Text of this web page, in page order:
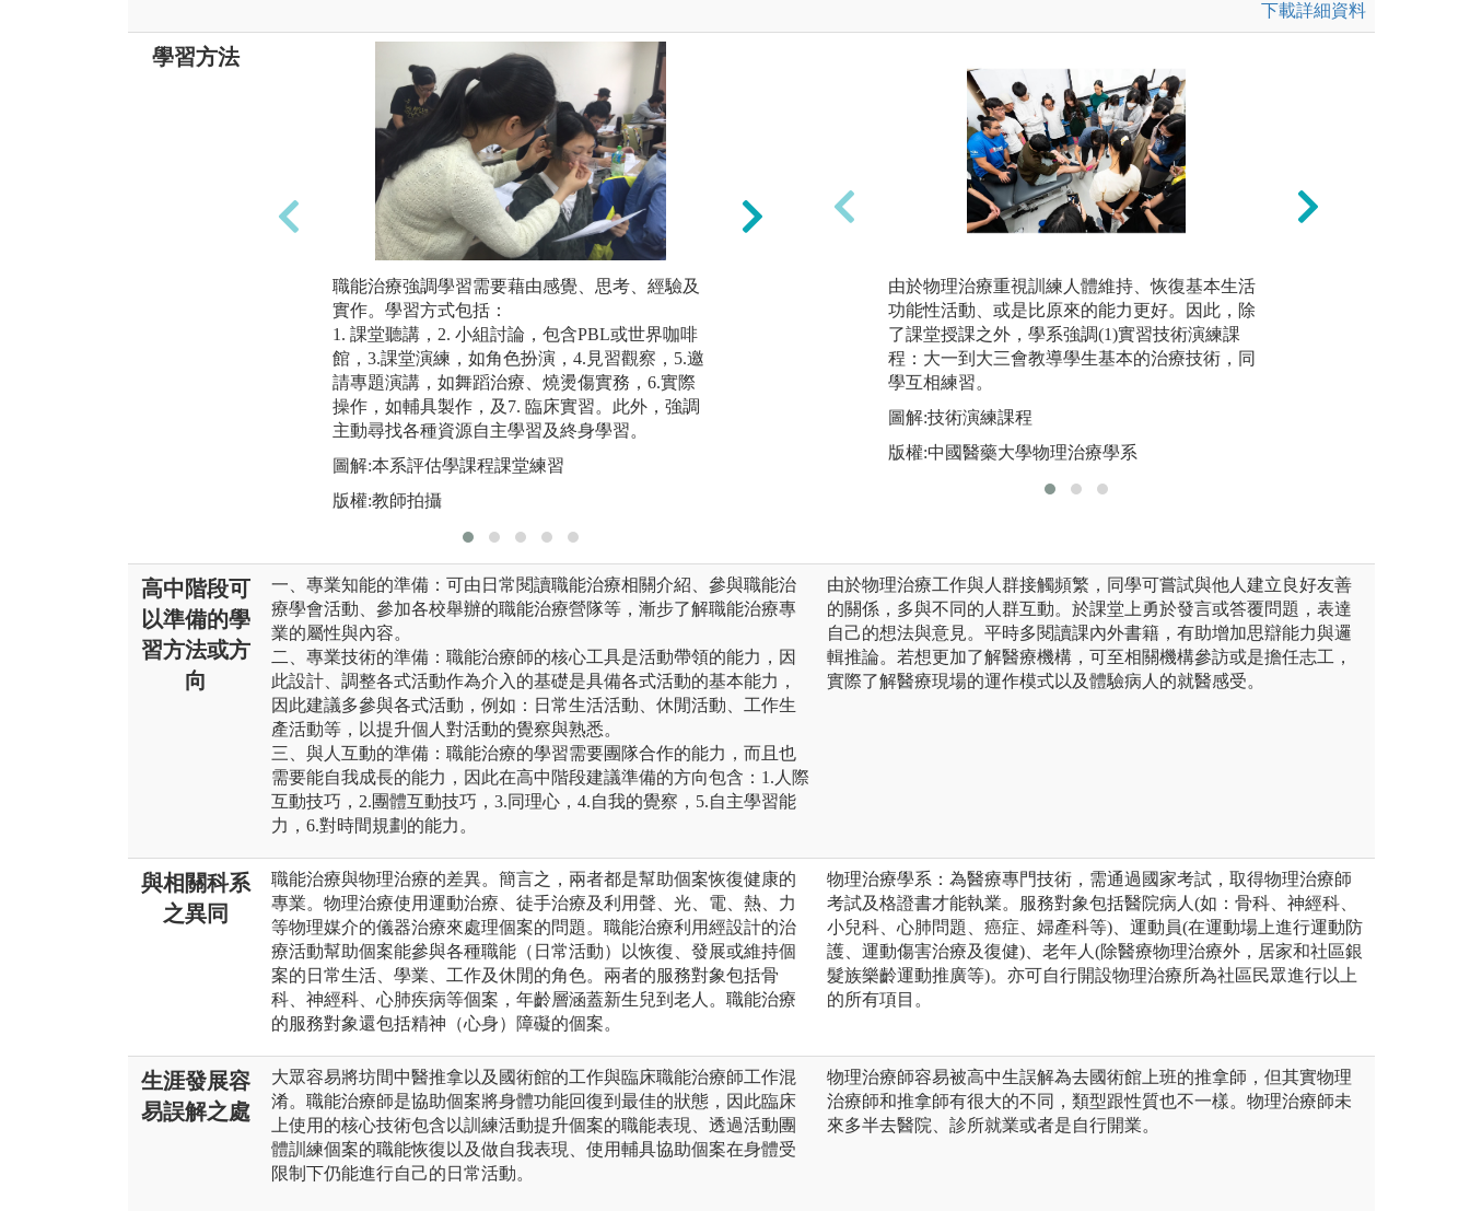
下載詳細資料
學習方法
職能治療強調學習需要藉由感覺、思考、經驗及
實作。學習方式包括：
1. 課堂聽講，2. 小組討論，包含PBL或世界咖啡
館，3.課堂演練，如角色扮演，4.見習觀察，5.邀
請專題演講，如舞蹈治療、燒燙傷實務，6.實際
操作，如輔具製作，及7. 臨床實習。此外，強調
主動尋找各種資源自主學習及終身學習。
圖解:本系評估學課程課堂練習
版權:教師拍攝
2. 小組討論：世界咖啡館
圖解:本系課程中融入世界咖啡館用於小組討論情
版權:教師拍攝
由於物理治療重視訓練人體維持、恢復基本生活
功能性活動、或是比原來的能力更好。因此，除
了課堂授課之外，學系強調(1)實習技術演練課
程：大一到大三會教導學生基本的治療技術，同
學互相練習。
圖解:技術演練課程
版權:中國醫藥大學物理治療學系
高中階段可
以準備的學
習方法或方
向
一、專業知能的準備：可由日常閱讀職能治療相關介紹、參與職能治
療學會活動、參加各校舉辦的職能治療營隊等，漸步了解職能治療專
業的屬性與內容。
二、專業技術的準備：職能治療師的核心工具是活動帶領的能力，因
此設計、調整各式活動作為介入的基礎是具備各式活動的基本能力，
因此建議多參與各式活動，例如：日常生活活動、休閒活動、工作生
產活動等，以提升個人對活動的覺察與熟悉。
三、與人互動的準備：職能治療的學習需要團隊合作的能力，而且也
需要能自我成長的能力，因此在高中階段建議準備的方向包含：1.人際
互動技巧，2.團體互動技巧，3.同理心，4.自我的覺察，5.自主學習能
力，6.對時間規劃的能力。
由於物理治療工作與人群接觸頻繁，同學可嘗試與他人建立良好友善
的關係，多與不同的人群互動。於課堂上勇於發言或答覆問題，表達
自己的想法與意見。平時多閱讀課內外書籍，有助增加思辯能力與邏
輯推論。若想更加了解醫療機構，可至相關機構參訪或是擔任志工，
實際了解醫療現場的運作模式以及體驗病人的就醫感受。
與相關科系
之異同
職能治療與物理治療的差異。簡言之，兩者都是幫助個案恢復健康的
專業。物理治療使用運動治療、徒手治療及利用聲、光、電、熱、力
等物理媒介的儀器治療來處理個案的問題。職能治療利用經設計的治
療活動幫助個案能參與各種職能（日常活動）以恢復、發展或維持個
案的日常生活、學業、工作及休閒的角色。兩者的服務對象包括骨
科、神經科、心肺疾病等個案，年齡層涵蓋新生兒到老人。職能治療
的服務對象還包括精神（心身）障礙的個案。
物理治療學系：為醫療專門技術，需通過國家考試，取得物理治療師
考試及格證書才能執業。服務對象包括醫院病人(如：骨科、神經科、
小兒科、心肺問題、癌症、婦產科等)、運動員(在運動場上進行運動防
護、運動傷害治療及復健)、老年人(除醫療物理治療外，居家和社區銀
髮族樂齡運動推廣等)。亦可自行開設物理治療所為社區民眾進行以上
的所有項目。
生涯發展容
易誤解之處
大眾容易將坊間中醫推拿以及國術館的工作與臨床職能治療師工作混
淆。職能治療師是協助個案將身體功能回復到最佳的狀態，因此臨床
上使用的核心技術包含以訓練活動提升個案的職能表現、透過活動團
體訓練個案的職能恢復以及做自我表現、使用輔具協助個案在身體受
限制下仍能進行自己的日常活動。
物理治療師容易被高中生誤解為去國術館上班的推拿師，但其實物理
治療師和推拿師有很大的不同，類型跟性質也不一樣。物理治療師未
來多半去醫院、診所就業或者是自行開業。